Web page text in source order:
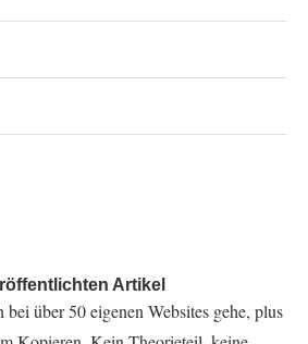
Artikel
über 50 eigenen Websites gehe, plus